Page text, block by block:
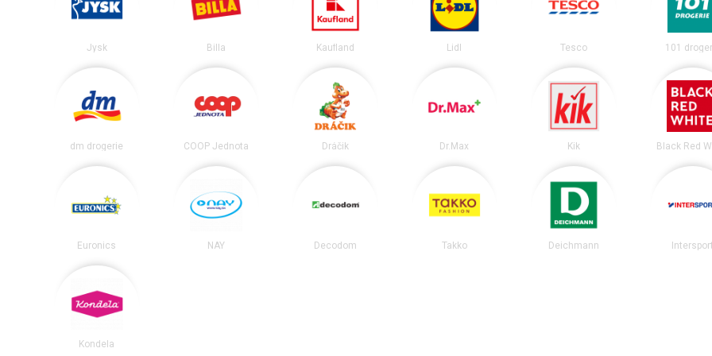
Jysk Billa Kaufland Lidl Tesco 101
dm drogerie COOP Jednota Dráčik Dr.Max Kik Black Red
Euronics NAY Decodom Takko Deichmann Intersport
Kondela